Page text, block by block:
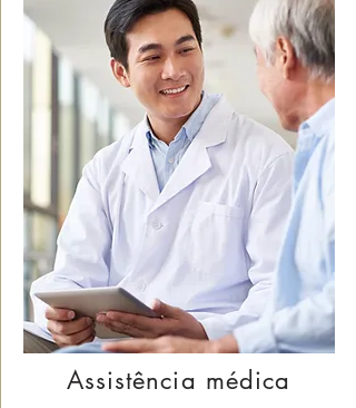
Assistência médica